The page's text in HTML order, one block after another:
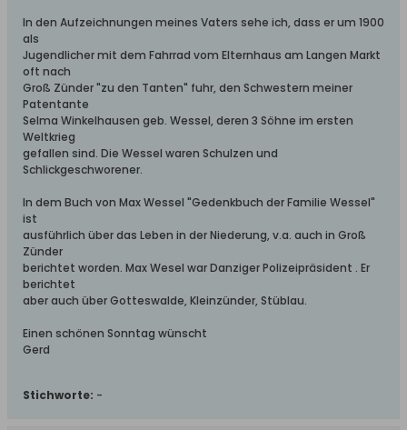
In den Aufzeichnungen meines Vaters sehe ich, dass er um 1900
als
Jugendlicher mit dem Fahrrad vom Elternhaus am Langen Markt
oft nach
Groß Zünder "zu den Tanten" fuhr, den Schwestern meiner
Patentante
Selma Winkelhausen geb. Wessel, deren 3 Söhne im ersten
Weltkrieg
gefallen sind. Die Wessel waren Schulzen und
Schlickgeschworener.
In dem Buch von Max Wessel "Gedenkbuch der Familie Wessel"
ist
ausführlich über das Leben in der Niederung, v.a. auch in Groß
Zünder
berichtet worden. Max Wesel war Danziger Polizeipräsident . Er
berichtet
aber auch über Gotteswalde, Kleinzünder, Stüblau.
Einen schönen Sonntag wünscht
Gerd
Stichworte: -